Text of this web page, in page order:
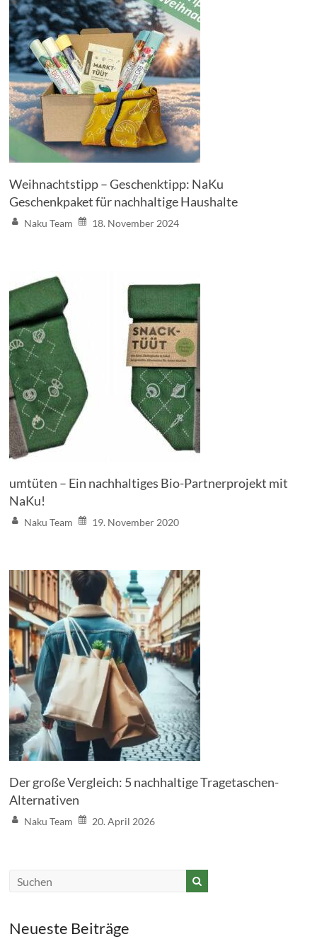
Weihnachtstipp – Geschenktipp: NaKu
Geschenkpaket für nachhaltige Haushalte
Naku Team 18. November 2024
umtüten – Ein nachhaltiges Bio-Partnerprojekt mit
NaKu!
Naku Team 19. November 2020
Der große Vergleich: 5 nachhaltige Tragetaschen-
Alternativen
Naku Team 20. April 2026
Neueste Beiträge